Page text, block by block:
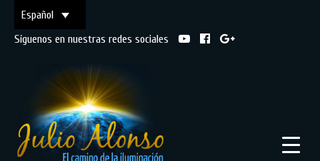
Español
Síguenos en nuestras redes sociales